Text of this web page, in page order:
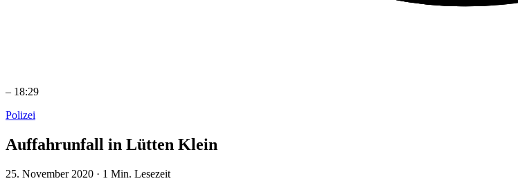
– 18:29
Polizei
Auffahrunfall in Lütten Klein
25. November 2020 · 1 Min. Lesezeit